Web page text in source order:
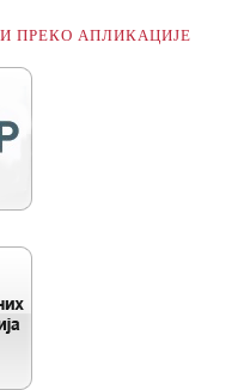
ПРЕКО АПЛИКАЦИЈЕ